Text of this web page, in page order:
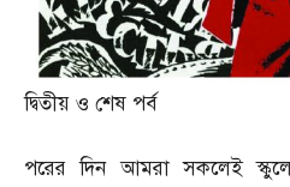
দ্বিতীয় ও শেষ পর্ব
পরের দিন আমরা সকলেই